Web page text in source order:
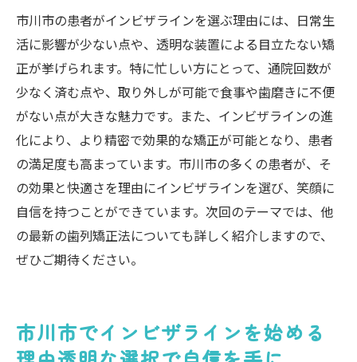
市川市の患者がインビザラインを選ぶ理由には、日常生
活に影響が少ない点や、透明な装置による目立たない矯
正が挙げられます。特に忙しい方にとって、通院回数が
少なく済む点や、取り外しが可能で食事や歯磨きに不便
がない点が大きな魅力です。また、インビザラインの進
化により、より精密で効果的な矯正が可能となり、患者
の満足度も高まっています。市川市の多くの患者が、そ
の効果と快適さを理由にインビザラインを選び、笑顔に
自信を持つことができています。次回のテーマでは、他
の最新の歯列矯正法についても詳しく紹介しますので、
ぜひご期待ください。
市川市でインビザラインを始める